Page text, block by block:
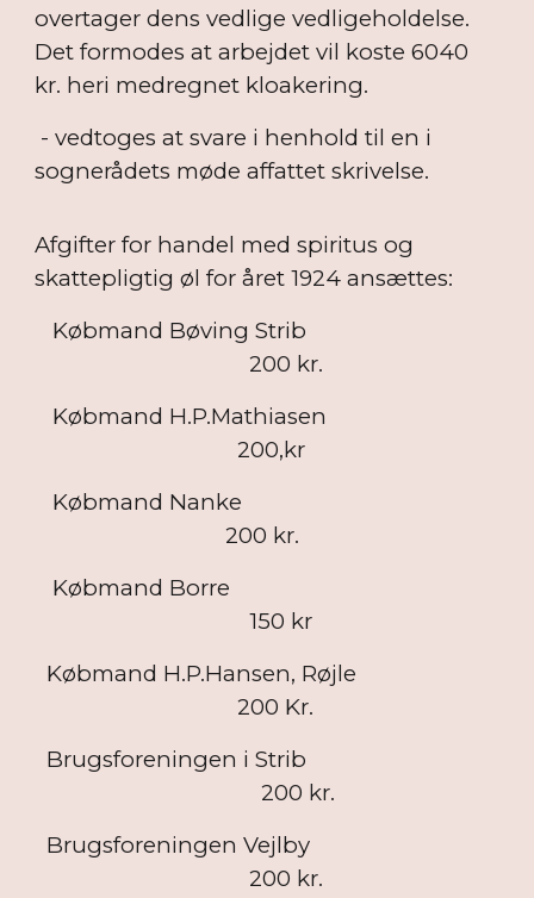
overtager dens vedlige vedligeholdelse.
Det formodes at arbejdet vil koste 6040
kr. heri medregnet kloakering.
- vedtoges at svare i henhold til en i
sognerådets møde affattet skrivelse.
Afgifter for handel med spiritus og
skattepligtig øl for året 1924 ansættes:
Købmand Bøving Strib
200 kr.
Købmand H.P.Mathiasen
200,kr
Købmand Nanke
200 kr.
Købmand Borre
150 kr
Købmand H.P.Hansen, Røjle
200 Kr.
Brugsforeningen i Strib
200 kr.
Brugsforeningen Vejlby
200 kr.